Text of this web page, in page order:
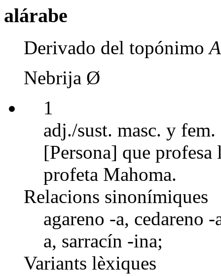
alárabe
Derivado del topónimo
Nebrija Ø
1
adj./sust. masc. y fem.
[Persona] que
profeta Mahoma.
Relacions sinonímiques
agareno -a, cedareno
a, sarracín -ina;
Variants lèxiques